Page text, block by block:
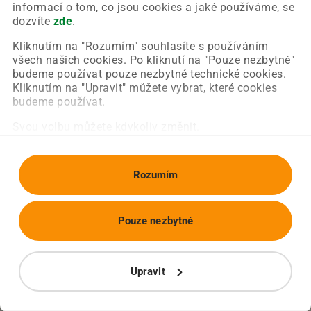
informací o tom, co jsou cookies a jaké používáme, se
dozvíte zde.
Kliknutím na "Rozumím" souhlasíte s používáním
všech našich cookies. Po kliknutí na "Pouze nezbytné"
budeme používat pouze nezbytné technické cookies.
Kliknutím na "Upravit" můžete vybrat, které cookies
budeme používat.
Rozumím
Upravit
Pouze nezbytné
Chyba nastala na naší straně a už ji opravujeme.
Zkuste prosím znovu načíst požadovanou stránku.
Obnovit stránku Úvodní strana